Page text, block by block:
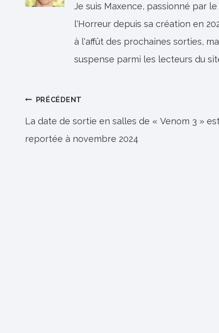
Je suis Maxence, passionné par
l'Horreur depuis sa création en
à l'affût des prochaines sorties,
suspense parmi les lecteurs du
Navigation
de
l’article
PRÉCÉDENT
La date de sortie en salles de « Venom 3 »
reportée à novembre 2024